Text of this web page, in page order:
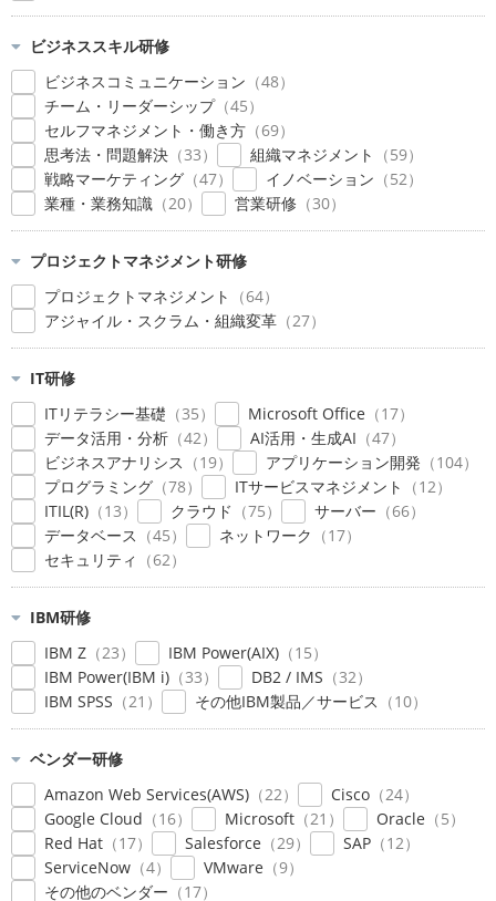
ビジネススキル研修
ビジネスコミュニケーション
48
チーム・リーダーシップ
45
セルフマネジメント・働き方
69
思考法・問題解決
33 組織マネジメント
59
戦略マーケティング
47 イノベーション
52
業種・業務知識
20 営業研修 30
プロジェクトマネジメント研修
プロジェクトマネジメント
64
アジャイル・スクラム・組織変革
27
IT研修
ITリテラシー基礎
35 Microsoft Office
17
データ活用・分析
42 AI活用・生成AI
47
ビジネスアナリシス
19 アプリケーション開発
104
プログラミング
78 ITサービスマネジメント
12
ITIL(R)
13 クラウド 75 サーバー
66
データベース
45 ネットワーク
17
セキュリティ
62
IBM研修
IBM Z
23 IBM Power(AIX)
15
IBM Power(IBM i)
33 DB2 / IMS
32
IBM SPSS
21 その他IBM製品／サービス 10
ベンダー研修
Amazon Web Services(AWS)
22 Cisco
24
Google Cloud
16 Microsoft 21 Oracle
5
Red Hat
17 Salesforce 29 SAP
12
ServiceNow
4 VMware
9
その他のベンダー
17